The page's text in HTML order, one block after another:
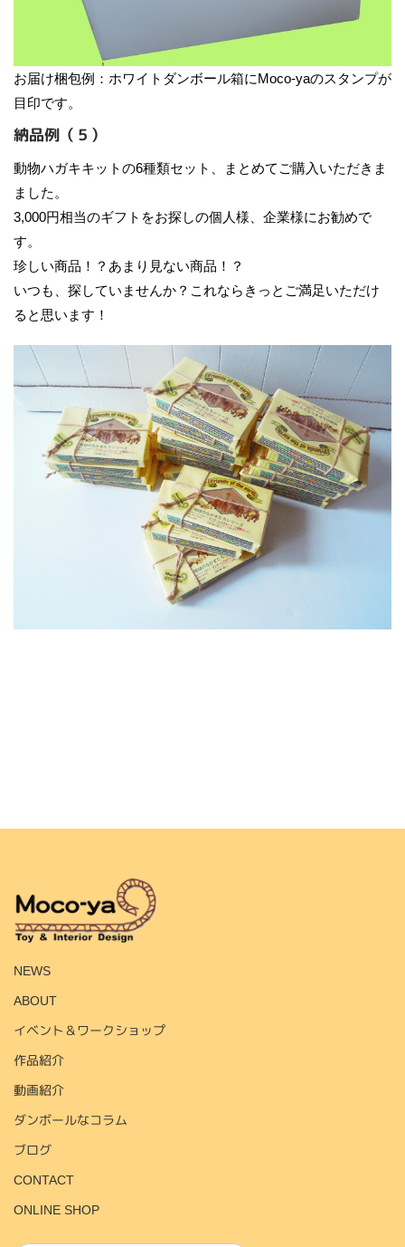
お届け梱包例：ホワイトダンボール箱にMoco-yaのスタンプが
目印です。
納品例（５）
動物ハガキキットの6種類セット、まとめてご購入いただきま
ました。
3,000円相当のギフトをお探しの個人様、企業様にお勧めで
す。
珍しい商品！？あまり見ない商品！？
いつも、探していませんか？これならきっとご満足いただけ
ると思います！
NEWS
ABOUT
イベント＆ワークショップ
作品紹介
動画紹介
ダンボールなコラム
ブログ
CONTACT
ONLINE SHOP